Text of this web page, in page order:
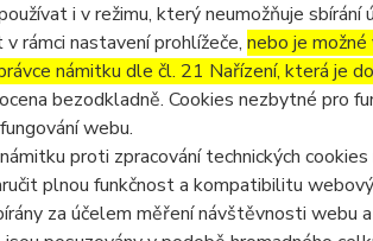
i v režimu, který neumožňuje
rámci nastavení prohlížeče, nebo je
námitku dle čl. 21 Nařízení, která je
bezodkladně. Cookies nezbytné pro
webu.
proti zpracování technických
plnou funkčnost a kompatibilitu
za účelem měření návštěvnosti